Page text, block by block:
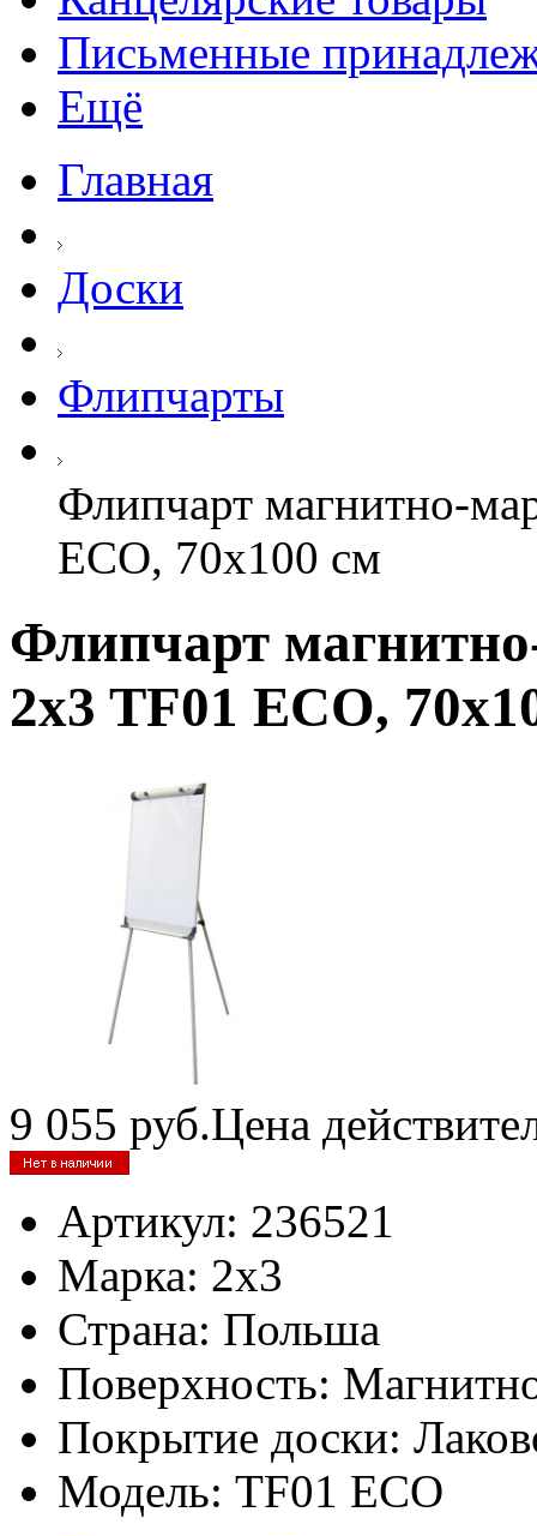
Письменные
Ещё
Главная
Доски
Флипчарты
Флипчарт магнитно-
ECO, 70x100 см
Флипчарт
2x3 TF01 ECO,
9 055 руб.Цена
Артикул: 236521
Марка: 2x3
Страна: Польша
Поверхность:
Покрытие доски:
Модель: TF01 ECO